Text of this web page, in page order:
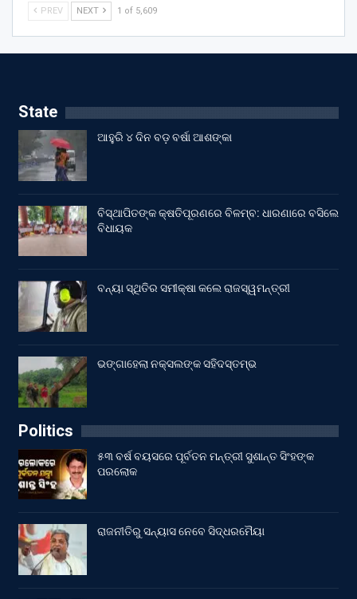
PREV NEXT 1 of 5,609
State
ଆହୁରି ୪ ଦିନ ବଡ଼ ବର୍ଷା ଆଶଙ୍କା
ବିସ୍ଥାପିତଙ୍କ କ୍ଷତିପୂରଣରେ ବିଳମ୍ବ: ଧାରଣାରେ ବସିଲେ
ବିଧାୟକ
ବନ୍ୟା ସ୍ଥିତିର ସମୀକ୍ଷା କଲେ ରାଜସ୍ୱମନ୍ତ୍ରୀ
ଭଙ୍ଗାହେଲା ନକ୍ସଲଙ୍କ ସହିଦସ୍ତମ୍ଭ
Politics
୫୩ ବର୍ଷ ବୟସରେ ପୂର୍ବତନ ମନ୍ତ୍ରୀ ସୁଶାନ୍ତ ସିଂହଙ୍କ
ପରଲୋକ
ରାଜନୀତିରୁ ସନ୍ୟାସ ନେବେ ସିଦ୍ଧରମୈୟା